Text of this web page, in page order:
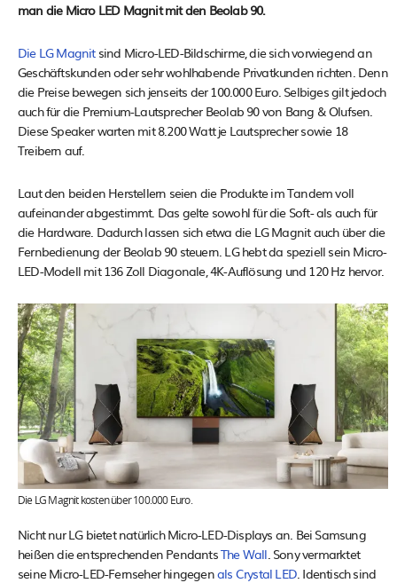
man die Micro LED Magnit mit den Beolab 90.
Die LG Magnitsind Micro-LED-Bildschirme, die sich vorwiegend an
Geschäftskunden oder sehr wohlhabende Privatkunden richten. Denn
die Preise bewegen sich jenseits der 100.000 Euro. Selbiges gilt jedoch
auch für die Premium-Lautsprecher Beolab 90 von Bang & Olufsen.
Diese Speaker warten mit 8.200 Watt je Lautsprecher sowie 18
Treibern auf.
Laut den beiden Herstellern seien die Produkte im Tandem voll
aufeinander abgestimmt. Das gelte sowohl für die Soft- als auch für
die Hardware. Dadurch lassen sich etwa die LG Magnit auch über die
Fernbedienung der Beolab 90 steuern. LG hebt da speziell sein Micro-
LED-Modell mit 136 Zoll Diagonale, 4K-Auflösung und 120 Hz hervor.
Die LG Magnit kosten über 100.000 Euro.
Nicht nur LG bietet natürlich Micro-LED-Displays an. Bei Samsung
heißen die entsprechenden PendantsThe Wall. Sony vermarktet
seine Micro-LED-Fernseher hingegenals Crystal LED. Identisch sind